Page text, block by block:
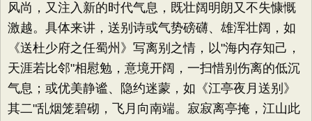
风尚，又注入新的时代气息，既壮阔明朗又不失慷慨
激越。具体来讲，送别诗或气势磅礴、雄浑壮阔，如
《送杜少府之任蜀州》写离别之情，以"海内存知己，
天涯若比邻"相慰勉，意境开阔，一扫惜别伤离的低沉
气息；或优美静谧、隐约迷蒙，如《江亭夜月送别》
其二"乱烟笼碧砌，飞月向南端。寂寂离亭掩，江山此